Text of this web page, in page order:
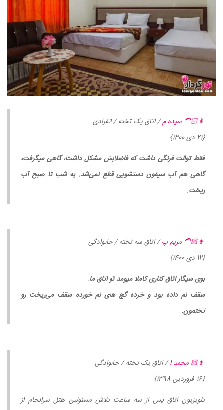
👩🏻‍🦱 سیده م/ اتاق یک تخته / انفرادی
{21 دی 1400}
فقط توالت فرنگی داشت که فاضلابش مشکل داشت، گاهی میگرفت،
گاهی هم آب سیفون دستشویی قطع نمی‌شد. یه شب تا صبح آب
ریخت.
👩🏻‍🦱 مریم پ/ اتاق سه تخته / خانوادگی
{12 دی 1400}
بوی سیگار اتاق کناری کاملا میومد تو اتاق ما.
سقف نم داده بود و خرده گچ های نم خورده سقف می‌ریخت رو
تختمون.
👨🏻 محمد ا/ اتاق یک تخته / خانوادگی
{16 فروردین 1398}
تلویزیون اتاق پس از سه ساعت تلاش مسئولین هتل سرانجام از